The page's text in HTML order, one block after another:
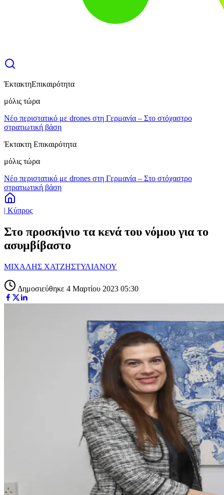
ΈκτακτηΕπικαιρότητα
μόλις τώρα
Νέο περιστατικό με drones στη Γερμανία – Στο στόχαστρο
στρατιωτική βάση
Έκτακτη Επικαιρότητα
μόλις τώρα
Νέο περιστατικό με drones στη Γερμανία – Στο στόχαστρο
στρατιωτική βάση
| Κύπρος
Στο προσκήνιο τα κενά του νόμου για το
ασυμβίβαστο
ΜΙΧΑΛΗΣ ΧΑΤΖΗΣΤΥΛΙΑΝΟΥ
Δημοσιεύθηκε 4 Μαρτίου 2023 05:30